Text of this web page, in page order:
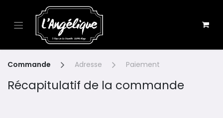
Se rendre au contenu
Commande Adresse Paiement
Récapitulatif de la commande